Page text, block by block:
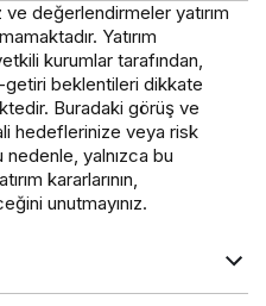
değerlendirmeler yatırım
Yatırım
kurumlar tarafından,
getiri beklentileri dikkate
Buradaki görüş ve
hedeflerinize veya risk
yalnızca bu
kararlarının,
unutmayınız.